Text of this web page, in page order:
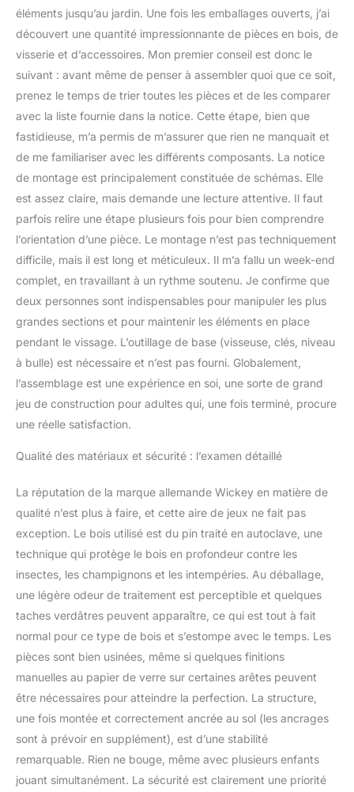
éléments jusqu’au jardin. Une fois les emballages ouverts, j’ai
découvert une quantité impressionnante de pièces en bois, de
visserie et d’accessoires. Mon premier conseil est donc le
suivant : avant même de penser à assembler quoi que ce soit,
prenez le temps de trier toutes les pièces et de les comparer
avec la liste fournie dans la notice. Cette étape, bien que
fastidieuse, m’a permis de m’assurer que rien ne manquait et
de me familiariser avec les différents composants. La notice
de montage est principalement constituée de schémas. Elle
est assez claire, mais demande une lecture attentive. Il faut
parfois relire une étape plusieurs fois pour bien comprendre
l’orientation d’une pièce. Le montage n’est pas techniquement
difficile, mais il est long et méticuleux. Il m’a fallu un week-end
complet, en travaillant à un rythme soutenu. Je confirme que
deux personnes sont indispensables pour manipuler les plus
grandes sections et pour maintenir les éléments en place
pendant le vissage. L’outillage de base (visseuse, clés, niveau
à bulle) est nécessaire et n’est pas fourni. Globalement,
l’assemblage est une expérience en soi, une sorte de grand
jeu de construction pour adultes qui, une fois terminé, procure
une réelle satisfaction.
Qualité des matériaux et sécurité : l’examen détaillé
La réputation de la marque allemande Wickey en matière de
qualité n’est plus à faire, et cette aire de jeux ne fait pas
exception. Le bois utilisé est du pin traité en autoclave, une
technique qui protège le bois en profondeur contre les
insectes, les champignons et les intempéries. Au déballage,
une légère odeur de traitement est perceptible et quelques
taches verdâtres peuvent apparaître, ce qui est tout à fait
normal pour ce type de bois et s’estompe avec le temps. Les
pièces sont bien usinées, même si quelques finitions
manuelles au papier de verre sur certaines arêtes peuvent
être nécessaires pour atteindre la perfection. La structure,
une fois montée et correctement ancrée au sol (les ancrages
sont à prévoir en supplément), est d’une stabilité
remarquable. Rien ne bouge, même avec plusieurs enfants
jouant simultanément. La sécurité est clairement une priorité